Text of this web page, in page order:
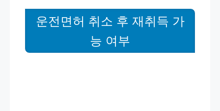
운전면허 취소 후 재취득 가
능 여부